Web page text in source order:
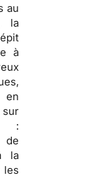
au
la
à
en
:
la
les